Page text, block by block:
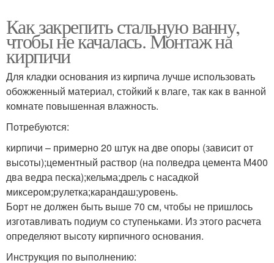
Как закрепить стальную ванну,
чтобы не качалась. Монтаж на
кирпичи
Для кладки основания из кирпича лучше использовать
обожженный материал, стойкий к влаге, так как в ванной
комнате повышенная влажность.
Потребуются:
кирпичи – примерно 20 штук на две опоры (зависит от
высоты);цементный раствор (на полведра цемента М400
два ведра песка);кельма;дрель с насадкой
миксером;рулетка;карандаш;уровень.
Борт не должен быть выше 70 см, чтобы не пришлось
изготавливать подиум со ступеньками. Из этого расчета
определяют высоту кирпичного основания.
Инструкция по выполнению: